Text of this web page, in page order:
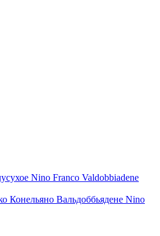
Nino Franco Valdobbiadene
Конельяно Вальдоббьядене Nino